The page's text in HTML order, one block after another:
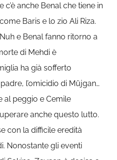
anche Benal che tiene in
Baris e lo zio Ali Riza.
e Benal fanno ritorno a
di Mehdi è
ha già sofferto
l’omicidio di Müjgan…
al peggio e Cemile
anche questo lutto.
con la difficile eredità
Nonostante gli eventi